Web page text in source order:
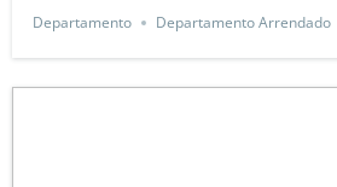
Departamento
Departamento Arrendado